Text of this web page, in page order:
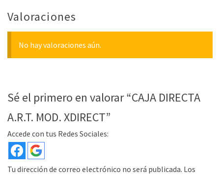
Valoraciones
No hay valoraciones aún.
Sé el primero en valorar “CAJA DIRECTA
A.R.T. MOD. XDIRECT”
Accede con tus Redes Sociales:
Tu dirección de correo electrónico no será publicada. Los